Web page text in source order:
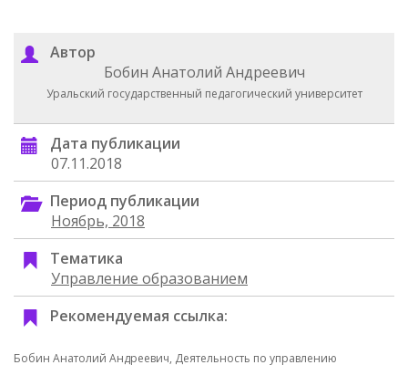
Автор
Бобин Анатолий Андреевич
Уральский государственный педагогический университет
Дата публикации
07.11.2018
Период публикации
Ноябрь, 2018
Тематика
Управление образованием
Рекомендуемая ссылка:
Бобин Анатолий Андреевич, Деятельность по управлению